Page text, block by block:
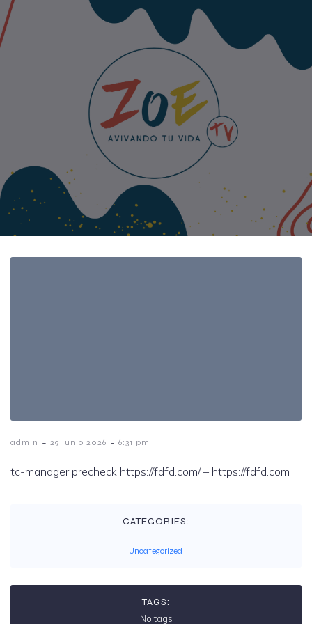
admin - 29 junio 2026 - 6:31 pm
tc-manager precheck https://fdfd.com/ – https://fdfd.com
CATEGORIES:
Uncategorized
TAGS:
No tags